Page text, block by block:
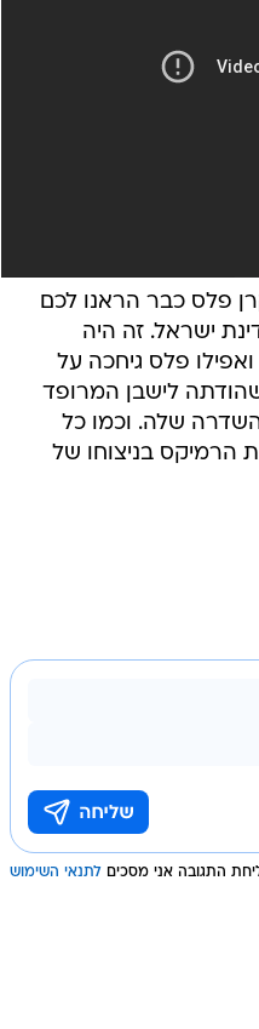
פלס כבר הראנו לכם
ה-63 של מדינת ישראל. זה היה
פלס גיחכה על
לישבן המרופד
שלה. וכמו כל
הרמיקס בניצוחו של
התגובה אני מסכים לתנאי השימוש